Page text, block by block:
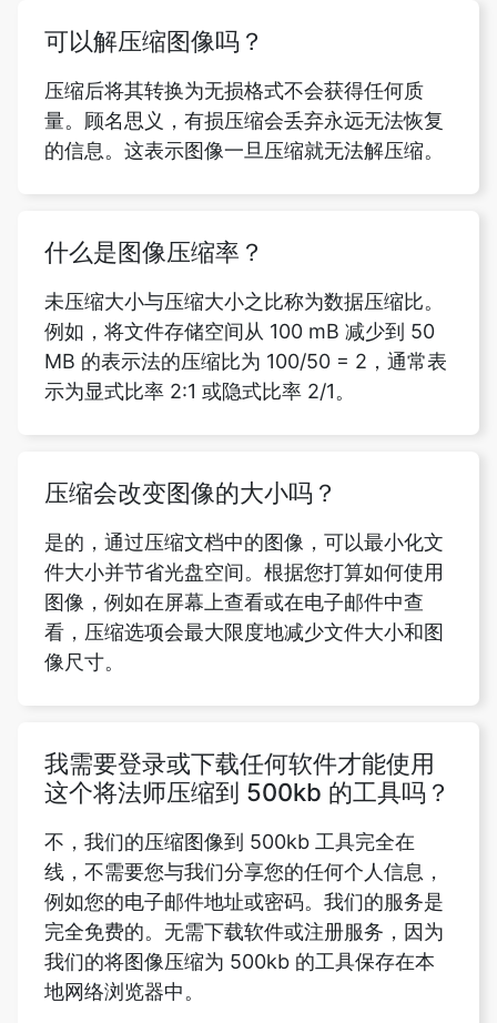
量。顾名思义，有损压缩会丢弃永远无法恢复
的信息。这表示图像一旦压缩就无法解压缩。
什么是图像压缩率？
例如，将文件存储空间从 100 mB 减少到 50
MB 的表示法的压缩比为 100/50 = 2，通常表
示为显式比率 2:1 或隐式比率 2/1。
压缩会改变图像的大小吗？
件大小并节省光盘空间。根据您打算如何使用
图像，例如在屏幕上查看或在电子邮件中查
看，压缩选项会最大限度地减少文件大小和图
像尺寸。
我需要登录或下载任何软件才能使用
不，我们的压缩图像到 500kb 工具完全在
线，不需要您与我们分享您的任何个人信息，
例如您的电子邮件地址或密码。我们的服务是
完全免费的。无需下载软件或注册服务，因为
我们的将图像压缩为 500kb 的工具保存在本
地网络浏览器中。
压缩机和限幅器有什么区别？